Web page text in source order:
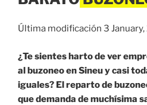
Última modificación 3 January,
¿Te sientes harto de ver
al buzoneo en Sineu y casi
iguales? El reparto de
que demanda de muchísima